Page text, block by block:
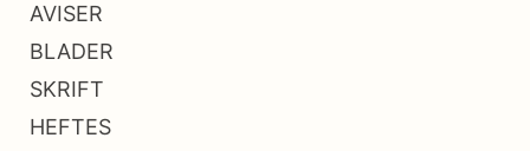
AVISER
BLADER
SKRIFT
HEFTES